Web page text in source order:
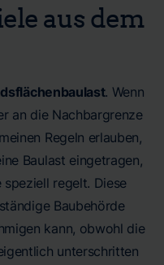
aus dem
. Wenn
an die Nachbargrenze
Regeln erlauben,
Baulast eingetragen,
regelt. Diese
Baubehörde
kann, obwohl die
unterschritten